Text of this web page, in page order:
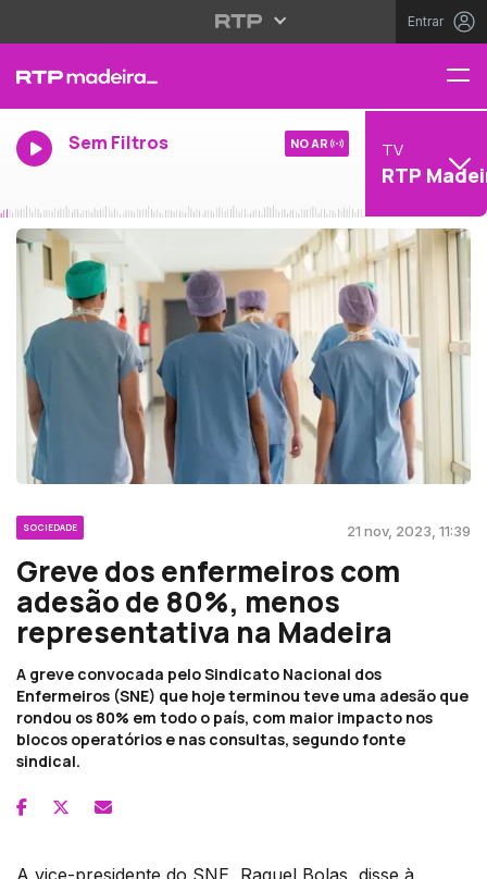
Entrar
Sem Filtros NO AR TV
RTP
SOCIEDADE 21 nov, 2023, 11:39
Greve dos enfermeiros com
adesão de 80%, menos
representativa na Madeira
A greve convocada pelo Sindicato Nacional dos
Enfermeiros (SNE) que hoje terminou teve uma adesão que
rondou os 80% em todo o país, com maior impacto nos
blocos operatórios e nas consultas, segundo fonte
sindical.